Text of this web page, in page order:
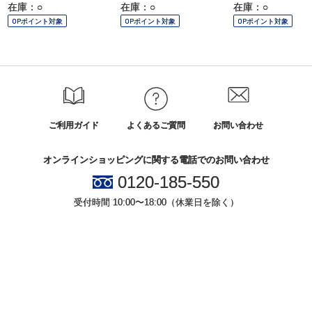
在庫：○
OPポイント対象
在庫：○
OPポイント対象
在庫：○
OPポイント対象
ご利用ガイド よくあるご質問 お問い合わせ
オンラインショッピングに関する電話でのお問い合わせ
0120-185-550
受付時間 10:00〜18:00（休業日を除く）